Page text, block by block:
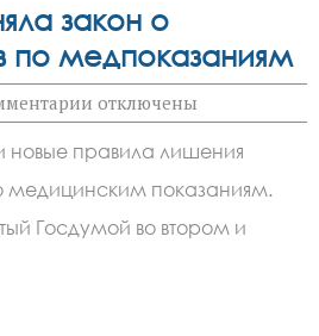
закон о
по медпоказаниям
к
записи
приняла
закон
о
лишении
прав
отключены
новые правила лишения
медицинским показаниям.
Госдумой во втором и